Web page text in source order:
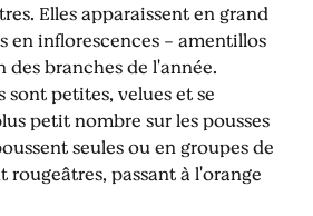
Elles apparaissent en grand
en inflorescences - amentillos
branches de l'année.
sont petites, velues et se
petit nombre sur les pousses
seules ou en groupes de
rougeâtres, passant à l'orange